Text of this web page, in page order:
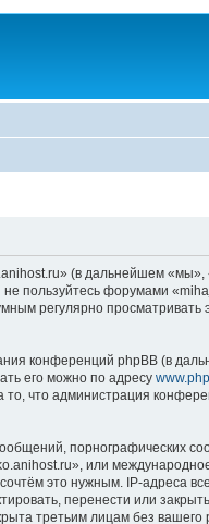
(в дальнейшем
пользуйтесь форумами
регулярно
конференций phpBB (в
его можно по адресу
что администрация
порнографических
или
это нужным. IP-адреса
перенести или
третьим лицам без